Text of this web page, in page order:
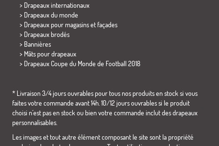
> Drapeaux internationaux
> Drapeaux du monde
> Drapeaux pour magasins et façades
> Drapeaux brodés
> Bannières
> Mâts pour drapeaux
> Drapeaux Coupe du Monde de Football 2018
* Livraison 3/4 jours ouvrables pour tous nos produits en stock si vous
faites votre commande avant 14h. 10/12 jours ouvrables si le produit
choisi n´est pas en stock ou bien votre commande inclut des drapeaux
personnalisables.
Les images et tout autre élément composant le site sont la propriété